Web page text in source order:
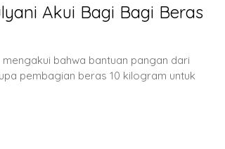
Akui Bagi Bagi Beras
bahwa bantuan pangan dari
pembagian beras 10 kilogram untuk